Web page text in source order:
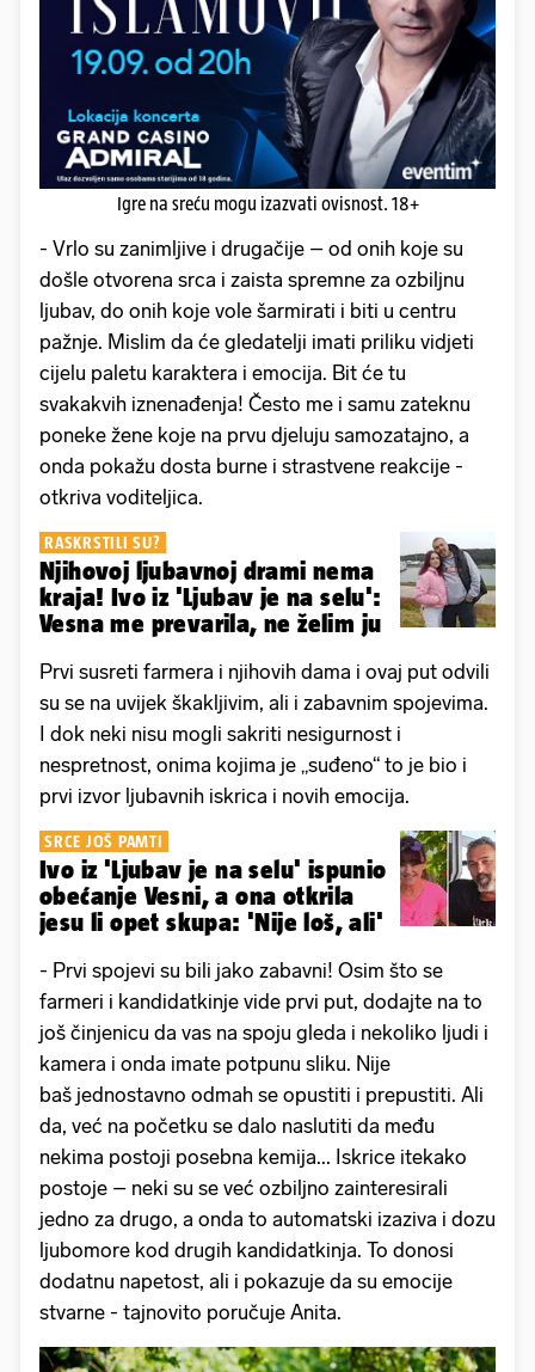
Igre na sreću mogu izazvati ovisnost. 18+
- Vrlo su zanimljive i drugačije – od onih koje su
došle otvorena srca i zaista spremne za ozbiljnu
ljubav, do onih koje vole šarmirati i biti u centru
pažnje. Mislim da će gledatelji imati priliku vidjeti
cijelu paletu karaktera i emocija. Bit će tu
svakakvih iznenađenja! Često me i samu zateknu
poneke žene koje na prvu djeluju samozatajno, a
onda pokažu dosta burne i strastvene reakcije -
otkriva voditeljica.
RASKRSTILI SU?
Njihovoj ljubavnoj drami nema
kraja! Ivo iz 'Ljubav je na selu':
Vesna me prevarila, ne želim ju
Prvi susreti farmera i njihovih dama i ovaj put odvili
su se na uvijek škakljivim, ali i zabavnim spojevima.
I dok neki nisu mogli sakriti nesigurnost i
nespretnost, onima kojima je „suđeno“ to je bio i
prvi izvor ljubavnih iskrica i novih emocija.
SRCE JOŠ PAMTI
Ivo iz 'Ljubav je na selu' ispunio
obećanje Vesni, a ona otkrila
jesu li opet skupa: 'Nije loš, ali'
- Prvi spojevi su bili jako zabavni! Osim što se
farmeri i kandidatkinje vide prvi put, dodajte na to
još činjenicu da vas na spoju gleda i nekoliko ljudi i
kamera i onda imate potpunu sliku. Nije
baš jednostavno odmah se opustiti i prepustiti. Ali
da, već na početku se dalo naslutiti da među
nekima postoji posebna kemija... Iskrice itekako
postoje – neki su se već ozbiljno zainteresirali
jedno za drugo, a onda to automatski izaziva i dozu
ljubomore kod drugih kandidatkinja. To donosi
dodatnu napetost, ali i pokazuje da su emocije
stvarne - tajnovito poručuje Anita.